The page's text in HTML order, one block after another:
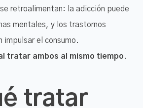
retroalimentan: la adicción puede
mentales, y los trastornos
impulsar el consumo.
tratar ambos al mismo tiempo.
tratar